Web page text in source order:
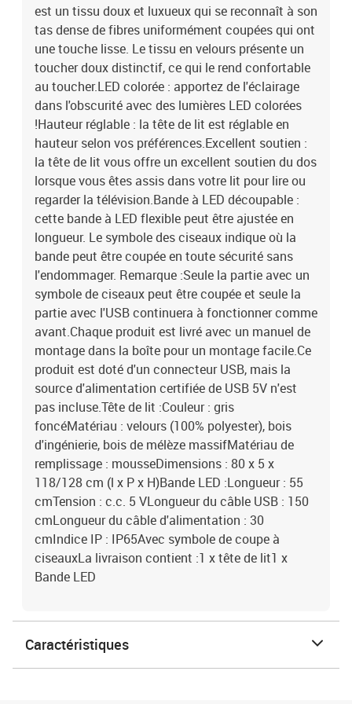
est un tissu doux et luxueux qui se reconnaît à son
tas dense de fibres uniformément coupées qui ont
une touche lisse. Le tissu en velours présente un
toucher doux distinctif, ce qui le rend confortable
au toucher.LED colorée : apportez de l'éclairage
dans l'obscurité avec des lumières LED colorées
!Hauteur réglable : la tête de lit est réglable en
hauteur selon vos préférences.Excellent soutien :
la tête de lit vous offre un excellent soutien du dos
lorsque vous êtes assis dans votre lit pour lire ou
regarder la télévision.Bande à LED découpable :
cette bande à LED flexible peut être ajustée en
longueur. Le symbole des ciseaux indique où la
bande peut être coupée en toute sécurité sans
l'endommager. Remarque :Seule la partie avec un
symbole de ciseaux peut être coupée et seule la
partie avec l'USB continuera à fonctionner comme
avant.Chaque produit est livré avec un manuel de
montage dans la boîte pour un montage facile.Ce
produit est doté d'un connecteur USB, mais la
source d'alimentation certifiée de USB 5V n'est
pas incluse.Tête de lit :Couleur : gris
foncéMatériau : velours (100% polyester), bois
d'ingénierie, bois de mélèze massifMatériau de
remplissage : mousseDimensions : 80 x 5 x
118/128 cm (l x P x H)Bande LED :Longueur : 55
cmTension : c.c. 5 VLongueur du câble USB : 150
cmLongueur du câble d'alimentation : 30
cmIndice IP : IP65Avec symbole de coupe à
ciseauxLa livraison contient :1 x tête de lit1 x
Bande LED
Caractéristiques